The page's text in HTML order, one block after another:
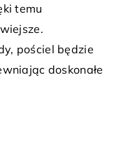
temu
pościel będzie
doskonałe